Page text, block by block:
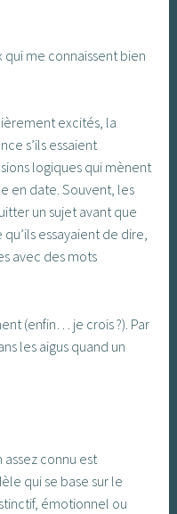
me connaissent bien
excités, la
s’ils essaient
logiques qui mènent
en date. Souvent, les
un sujet avant que
essayaient de dire,
avec des mots
(enfin… je crois ?). Par
les aigus quand un
connu est
qui se base sur le
émotionnel ou